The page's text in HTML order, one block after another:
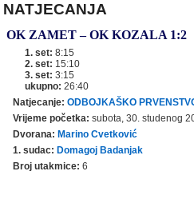
NATJECANJA
OK ZAMET–OK KOZALA1:2
1. set: 8:15
2. set: 15:10
3. set: 3:15
ukupno: 26:40
Natjecanje: ODBOJKAŠKO
Vrijeme početka: subota, 30. studenog
Dvorana: Marino Cvetković
1. sudac: Domagoj Badanjak
Broj utakmice: 6